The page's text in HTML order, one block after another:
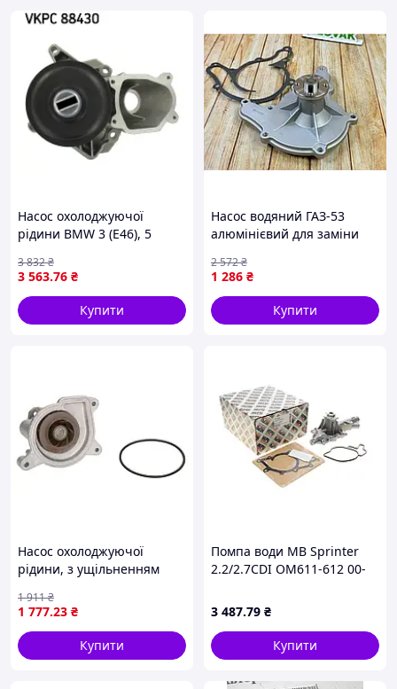
Насос охолоджуючої
рідини BMW 3 (E46), 5
ROVER RANGE ROVER III,
OPEL OMEGA B 2.5D/3.0D
08.98-08.12
3 563.76 ₴
3 832₴
Купити
Насос водяний ГАЗ-53
алюмінієвий для заміни
довговічний
1 286 ₴
2 572₴
Купити
Насос охолоджуючої
рідини, з ущільненням
ALTEA XL, LEON, TOLEDO
III, TOLEDO IV, SKODA
OCTAVIA II, RAPID,
1 777.23 ₴
1 911₴
Купити
Помпа води MB Sprinter
2.2/2.7CDI OM611-612 00-
3 487.79 ₴
Купити